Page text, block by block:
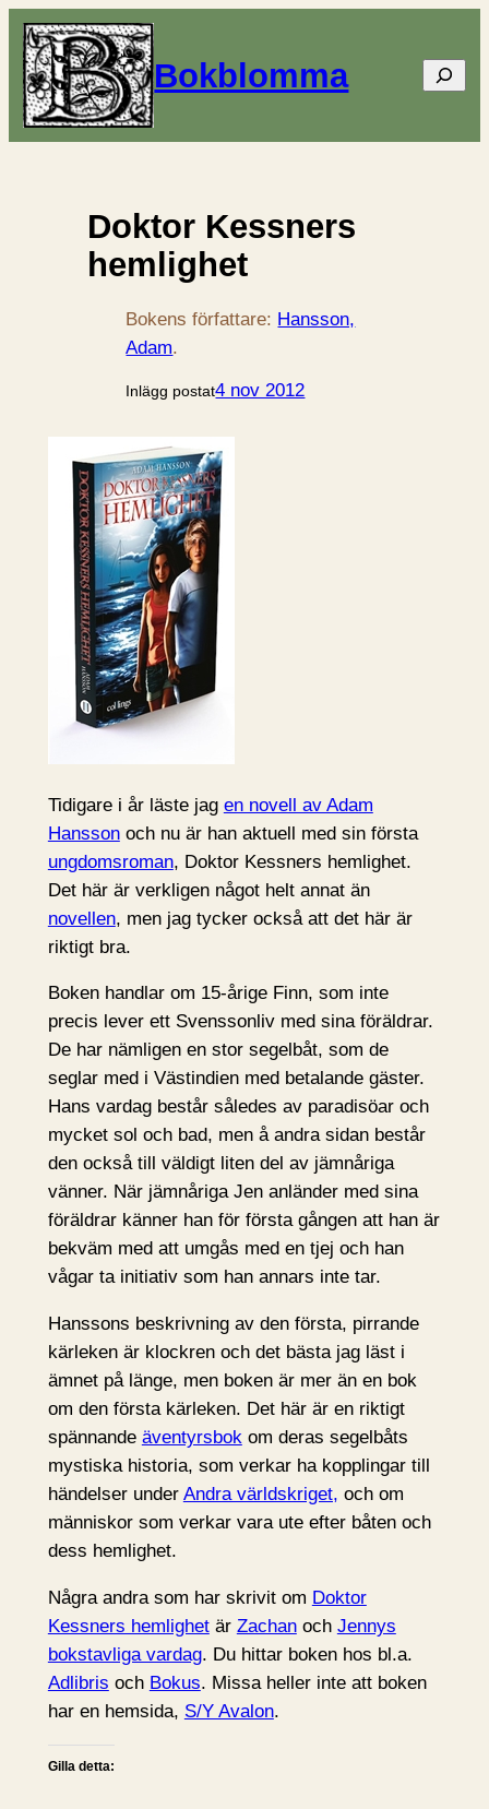
Bokblomma Sök
Doktor Kessners
hemlighet
Bokens författare: Hansson,
Adam.
Inlägg postat4 nov 2012
Tidigare i år läste jag en novell av Adam
Hanssonoch nu är han aktuell med sin första
ungdomsroman, Doktor Kessners hemlighet.
Det här är verkligen något helt annat än
novellen, men jag tycker också att det här är
riktigt bra.
Boken handlar om 15-årige Finn, som inte
precis lever ett Svenssonliv med sina föräldrar.
De har nämligen en stor segelbåt, som de
seglar med i Västindien med betalande gäster.
Hans vardag består således av paradisöar och
mycket sol och bad, men å andra sidan består
den också till väldigt liten del av jämnåriga
vänner. När jämnåriga Jen anländer med sina
föräldrar känner han för första gången att han är
bekväm med att umgås med en tjej och han
vågar ta initiativ som han annars inte tar.
Hanssons beskrivning av den första, pirrande
kärleken är klockren och det bästa jag läst i
ämnet på länge, men boken är mer än en bok
om den första kärleken. Det här är en riktigt
spännande äventyrsbokom deras segelbåts
mystiska historia, som verkar ha kopplingar till
händelser under Andra världskriget, och om
människor som verkar vara ute efter båten och
dess hemlighet.
Några andra som har skrivit om Doktor
Kessners hemlighetär Zachanoch Jennys
bokstavliga vardag. Du hittar boken hos bl.a.
Adlibris och Bokus. Missa heller inte att boken
har en hemsida, S/Y Avalon.
Gilla detta: